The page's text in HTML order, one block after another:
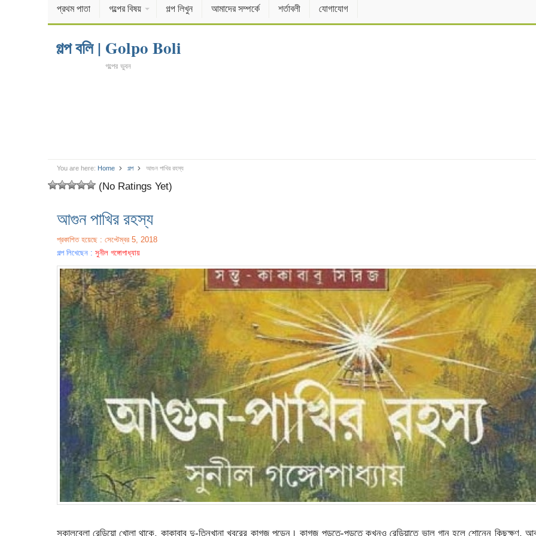
প্রথম পাতা গল্পের বিষয় গল্প লিখুন আমাদের সম্পর্কে শর্তাবলী যোগাযোগ
গল্প বলি | Golpo Boli
গল্পের ভুবন
You are here: Home গল্প আগুন পাখির রহস্য
(No Ratings Yet)
আগুন পাখির রহস্য
প্রকাশিত হয়েছে : সেপ্টেম্বর 5, 2018
গল্প লিখেছেন : সুনীল গঙ্গোপাধ্যায়
সকালবেলা রেডিয়ো খোলা থাকে, কাকাবাবু দু-তিনখানা খবরের কাগজ পড়েন। কাগজ পড়তে-পড়তে কখনও রেডিয়াতে ভাল গান হলে শোনেন কিছুক্ষণ,